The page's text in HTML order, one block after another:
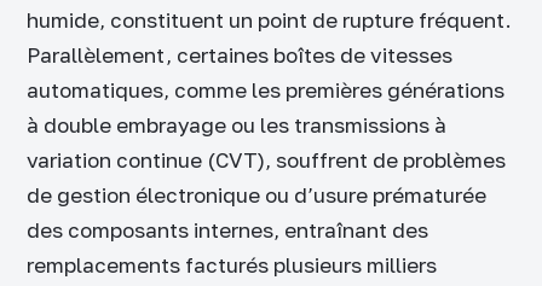
humide, constituent un point de rupture fréquent.
Parallèlement, certaines boîtes de vitesses
automatiques, comme les premières générations
à double embrayage ou les transmissions à
variation continue (CVT), souffrent de problèmes
de gestion électronique ou d’usure prématurée
des composants internes, entraînant des
remplacements facturés plusieurs milliers